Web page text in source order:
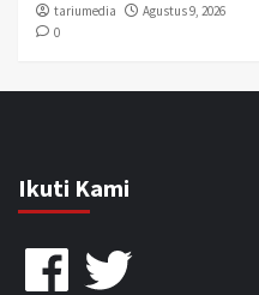
tariumedia
Agustus 9, 2026
0
Ikuti Kami
FacebookTwitter